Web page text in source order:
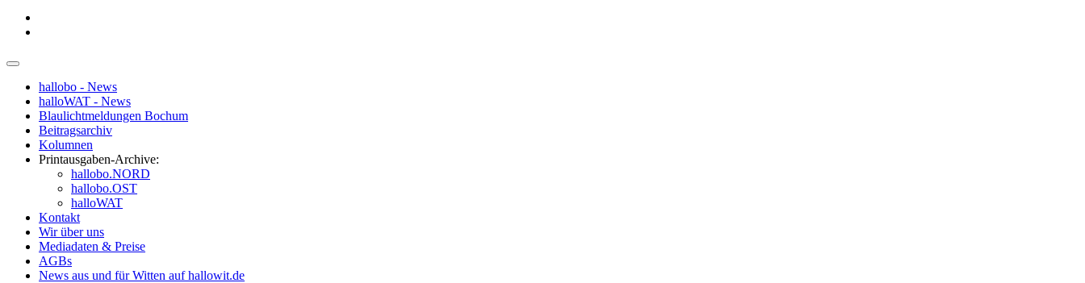
hallobo - News
halloWAT - News
Blaulichtmeldungen Bochum
Beitragsarchiv
Kolumnen
Printausgaben-Archive:
hallobo.NORD
hallobo.OST
halloWAT
Kontakt
Wir über uns
Mediadaten & Preise
AGBs
News aus und für Witten auf hallowit.de